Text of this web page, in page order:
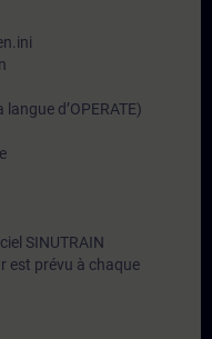
d’OPERATE)
SINUTRAIN
est prévu à chaque